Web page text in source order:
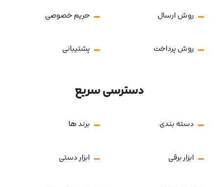
روش ارسال حریم خصوصی
روش پرداخت پشتیبانی
دسترسی سریع
دسته بندی برند ها
ابزار برقی ابزار دستی